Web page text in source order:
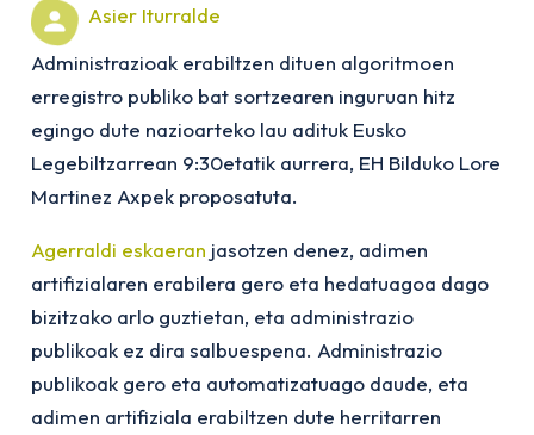
Asier Iturralde
Administrazioak erabiltzen dituen algoritmoen
erregistro publiko bat sortzearen inguruan hitz
egingo dute nazioarteko lau adituk Eusko
Legebiltzarrean 9:30etatik aurrera, EH Bilduko Lore
Martinez Axpek proposatuta.
Agerraldi eskaeran jasotzen denez, adimen
artifizialaren erabilera gero eta hedatuagoa dago
bizitzako arlo guztietan, eta administrazio
publikoak ez dira salbuespena. Administrazio
publikoak gero eta automatizatuago daude, eta
adimen artifiziala erabiltzen dute herritarren